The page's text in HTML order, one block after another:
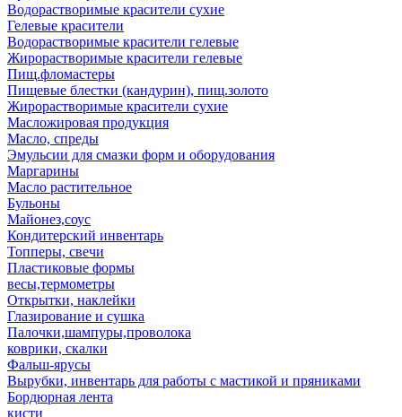
Водорастворимые красители сухие
Гелевые красители
Водорастворимые красители гелевые
Жирорастворимые красители гелевые
Пищ.фломастеры
Пищевые блестки (кандурин), пищ.золото
Жирорастворимые красители сухие
Масложировая продукция
Масло, спреды
Эмульсии для смазки форм и оборудования
Маргарины
Масло растительное
Бульоны
Майонез,соус
Кондитерский инвентарь
Топперы, свечи
Пластиковые формы
весы,термометры
Открытки, наклейки
Глазирование и сушка
Палочки,шампуры,проволока
коврики, скалки
Фальш-ярусы
Вырубки, инвентарь для работы с мастикой и пряниками
Бордюрная лента
кисти